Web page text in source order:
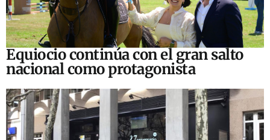
Equiocio continúa con el gran salto
nacional como protagonista